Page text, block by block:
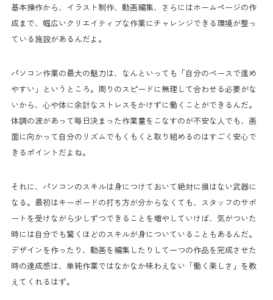
基本操作から、イラスト制作、動画編集、さらにはホームページの作
成まで、幅広いクリエイティブな作業にチャレンジできる環境が整っ
ている施設があるんだよ。
パソコン作業の最大の魅力は、なんといっても「自分のペースで進め
やすい」というところ。周りのスピードに無理して合わせる必要がな
いから、心や体に余計なストレスをかけずに働くことができるんだ。
体調の波があって毎日決まった作業量をこなすのが不安な人でも、画
面に向かって自分のリズムでもくもくと取り組めるのはすごく安心で
きるポイントだよね。
それに、パソコンのスキルは身につけておいて絶対に損はない武器に
なる。最初はキーボードの打ち方が分からなくても、スタッフのサポ
ートを受けながら少しずつできることを増やしていけば、気がついた
時には自分でも驚くほどのスキルが身についていることもあるんだ。
デザインを作ったり、動画を編集したりして一つの作品を完成させた
時の達成感は、単純作業ではなかなか味わえない「働く楽しさ」を教
えてくれるはず。